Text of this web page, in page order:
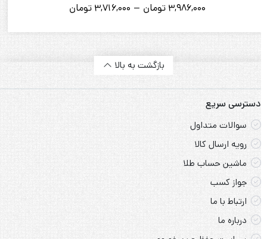
3,986,000تومان –
3,716,000تومانPrice
3,716,000
through
بازگشت به بالا
دسترسی سریع
سوالات متداول
رویه ارسال کالا
ماشین حساب طلا
جواز کسب
ارتباط با ما
درباره ما